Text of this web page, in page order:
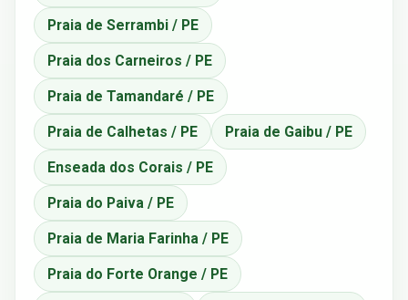
Praia de Serrambi / PE
Praia dos Carneiros / PE
Praia de Tamandaré / PE
Praia de Calhetas / PE Praia de Gaibu / PE
Enseada dos Corais / PE
Praia do Paiva / PE
Praia de Maria Farinha / PE
Praia do Forte Orange / PE